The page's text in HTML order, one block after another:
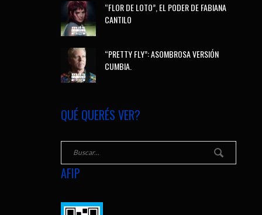
“FLOR DE LOTO”, EL PODER DE FABIANA
CANTILO
“PRETTY FLY”: ASOMBROSA VERSIÓN
CUMBIA.
QUÉ QUERÉS VER?
AFIP